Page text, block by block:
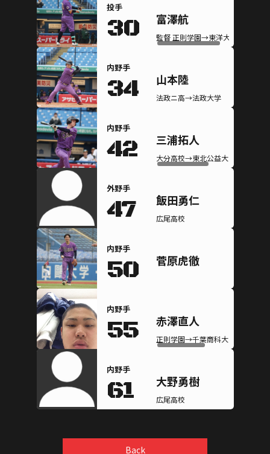
投手
30 富澤航
監督 正則学園→東洋大学
内野手
34 山本陸
法政ニ高→法政大学
内野手
42 三浦拓人
大分高校→東北公益大学(硬式)
外野手
47 飯田勇仁
広尾高校
内野手
50 菅原虎徹
内野手
55 赤澤直人
正則学園→千葉商科大学(準硬式)
内野手
61 大野勇樹
広尾高校
Back